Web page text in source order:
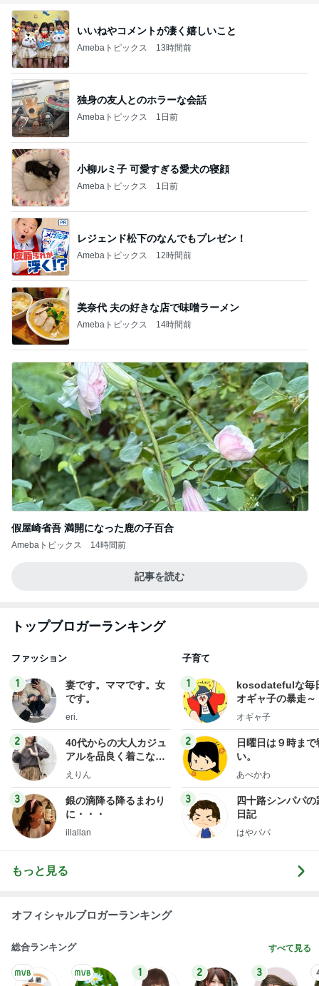
いいねやコメントが凄く嬉しいこと
Amebaトピックス 13時間前
独身の友人とのホラーな会話
Amebaトピックス 1日前
小柳ルミ子 可愛すぎる愛犬の寝顔
Amebaトピックス 1日前
レジェンド松下のなんでもプレゼン！
Amebaトピックス 12時間前
美奈代 夫の好きな店で味噌ラーメン
Amebaトピックス 14時間前
假屋崎省吾 満開になった鹿の子百合
Amebaトピックス 14時間前
記事を読む
トップブロガーランキング
ファッション
1
妻です。ママです。女
です。
eri.
2
40代からの大人カジュ
アルを品良く着こなす
ファッションブログ
えりん
3
銀の滴降る降るまわり
に・・・
illallan
子育て
1
kosodatefulな毎
オギャ子の暴走～
オギャ子
2
日曜日は９時まで
い。
あべかわ
3
四十路シンパパの
日記
はやパパ
もっと見る
オフィシャルブロガーランキング
総合ランキング すべて見る
1 2 3